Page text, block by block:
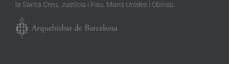
la Santa Creu, Justícia i Pau, Mans Unides i Obinso.